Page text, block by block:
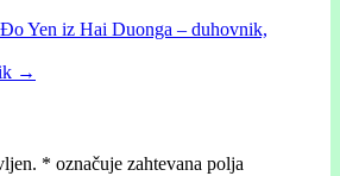
Yen iz Hai Duonga – duhovnik,
→
* označuje zahtevana polja